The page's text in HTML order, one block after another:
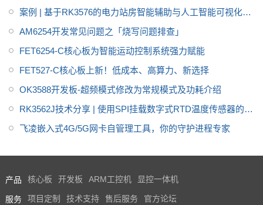
方法
案例 | 基于RK3576的电力站房智能辅助与人工智能可视化网
关方案
AM6254开发常见问题之「烧写问题排查」
FET6254-C核心板为智能运动控制系统强力赋能
FET527-C核心板上新！低成本、高算力、新选择
OK3588开发板-超频模式修改为常规模式及功耗介绍
RK3562J技术分享 | 使用SPI挂载数字式RTD温度传感器的方
法
飞凌嵌入式4G/5G网卡自管理工具，你的守护进程专家
产品 核心板 开发板 ARM工控机 显控一体机
服务 项目定制 技术支持 售后服务 官方论坛